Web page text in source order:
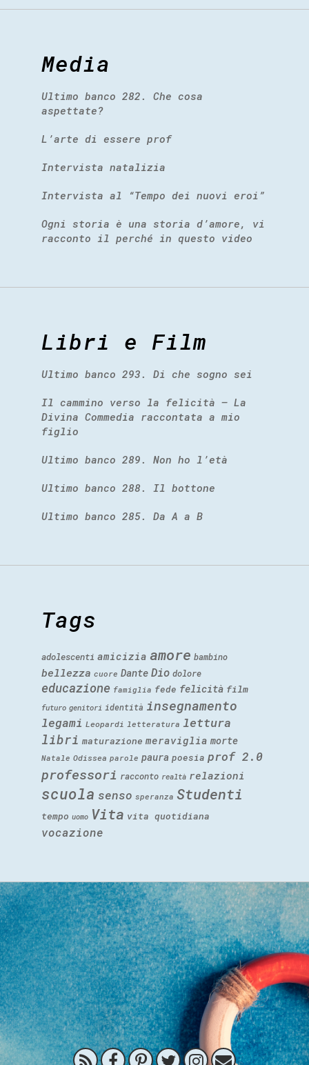
Media
Ultimo banco 282. Che cosa
aspettate?
L’arte di essere prof
Intervista natalizia
Intervista al “Tempo dei nuovi eroi”
Ogni storia è una storia d’amore, vi
racconto il perché in questo video
Libri e Film
Ultimo banco 293. Di che sogno sei
Il cammino verso la felicità – La
Divina Commedia raccontata a mio
figlio
Ultimo banco 289. Non ho l’età
Ultimo banco 288. Il bottone
Ultimo banco 285. Da A a B
Tags
adolescenti amicizia amore bambino
bellezza cuore Dante Dio dolore
educazione famiglia fede felicità film
futuro genitori identità insegnamento
legami Leopardi letteratura lettura
libri maturazione meraviglia morte
Natale Odissea parole paura poesia prof 2.0
professori racconto realtà relazioni
scuola senso speranza Studenti
tempo uomo Vita vita quotidiana
vocazione